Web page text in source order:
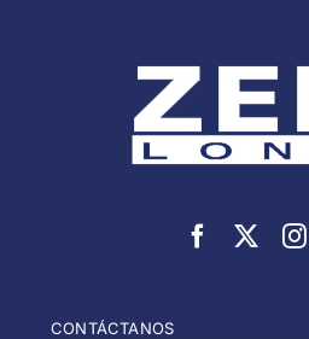
CONTÁCTANOS